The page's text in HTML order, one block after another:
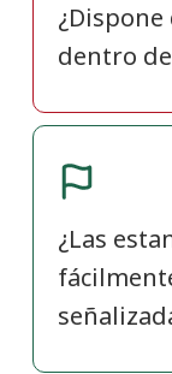
dentro
¿Las